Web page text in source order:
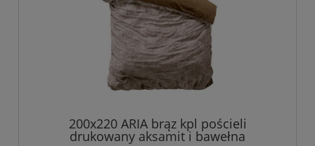
200x220 ARIA brąz kpl pościeli
drukowany aksamit i bawełna